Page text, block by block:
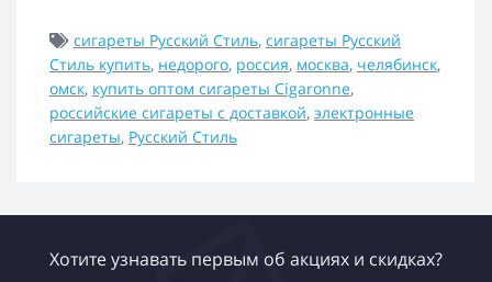
сигареты Русский Стиль, сигареты Русский
Стиль купить, недорого, россия, москва, челябинск,
омск, купить оптом сигареты Cigaronne,
российские сигареты с доставкой, электронные
сигареты, Русский Стиль
Хотите узнавать первым об акциях и скидках?